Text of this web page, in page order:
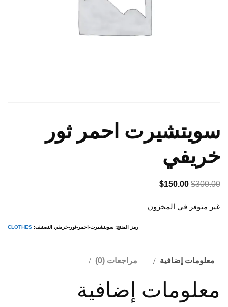
سويتشيرت احمر ثور
خريفي
$300.00
السعر
هو:
$150.00 السعر
هو:
غير متوفر في المخزون
رمز المنتج: سويتشيرت-احمر-ثور-خريفي التصنيف: CLOTHES
معلومات إضافية مراجعات (0)
معلومات إضافية